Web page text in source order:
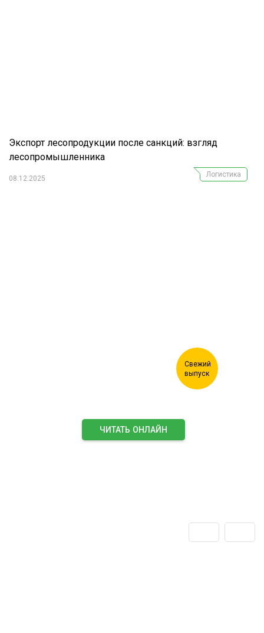
Экспорт лесопродукции после санкций: взгляд
лесопромышленника
08.12.2025
Логистика
ЧИТАТЬ ОНЛАЙН